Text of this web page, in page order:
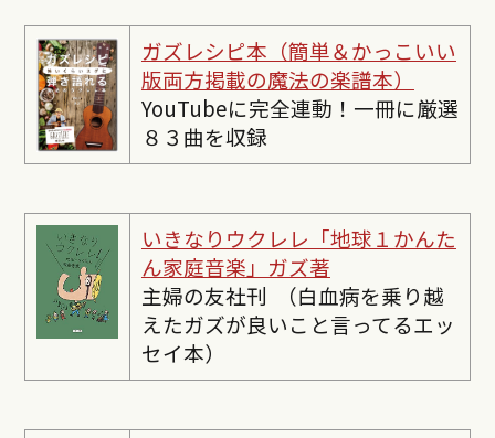
ガズレシピ本（簡単＆かっこいい
版両方掲載の魔法の楽譜本）
YouTubeに完全連動！一冊に厳選
８３曲を収録
いきなりウクレレ「地球１かんた
ん家庭音楽」ガズ著
主婦の友社刊 （白血病を乗り越
えたガズが良いこと言ってるエッ
セイ本）